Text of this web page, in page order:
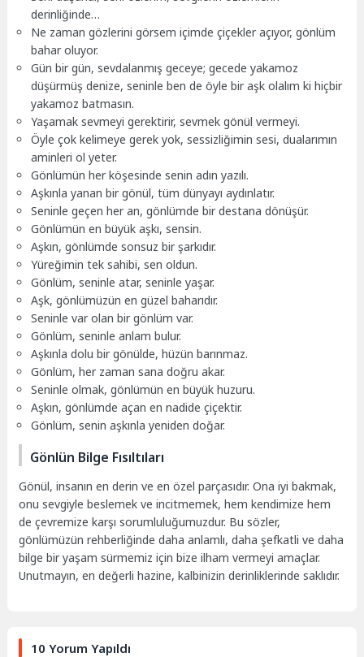
derinliğinde…
Ne zaman gözlerini görsem içimde çiçekler açıyor, gönlüm
bahar oluyor.
Gün bir gün, sevdalanmış geceye; gecede yakamoz
düşürmüş denize, seninle ben de öyle bir aşk olalım ki hiçbir
yakamoz batmasın.
Yaşamak sevmeyi gerektirir, sevmek gönül vermeyi.
Öyle çok kelimeye gerek yok, sessizliğimin sesi, dualarımın
aminleri ol yeter.
Gönlümün her köşesinde senin adın yazılı.
Aşkınla yanan bir gönül, tüm dünyayı aydınlatır.
Seninle geçen her an, gönlümde bir destana dönüşür.
Gönlümün en büyük aşkı, sensin.
Aşkın, gönlümde sonsuz bir şarkıdır.
Yüreğimin tek sahibi, sen oldun.
Gönlüm, seninle atar, seninle yaşar.
Aşk, gönlümüzün en güzel baharıdır.
Seninle var olan bir gönlüm var.
Gönlüm, seninle anlam bulur.
Aşkınla dolu bir gönülde, hüzün barınmaz.
Gönlüm, her zaman sana doğru akar.
Seninle olmak, gönlümün en büyük huzuru.
Aşkın, gönlümde açan en nadide çiçektir.
Gönlüm, senin aşkınla yeniden doğar.
Gönlün Bilge Fısıltıları
Gönül, insanın en derin ve en özel parçasıdır. Ona iyi bakmak,
onu sevgiyle beslemek ve incitmemek, hem kendimize hem
de çevremize karşı sorumluluğumuzdur. Bu sözler,
gönlümüzün rehberliğinde daha anlamlı, daha şefkatli ve daha
bilge bir yaşam sürmemiz için bize ilham vermeyi amaçlar.
Unutmayın, en değerli hazine, kalbinizin derinliklerinde saklıdır.
10 Yorum Yapıldı